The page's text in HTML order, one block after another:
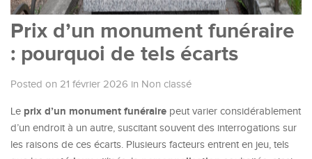
Prix d’un monument funéraire
: pourquoi de tels écarts
Posted on 21 février 2026 in Non classé
Le prix d’un monument funéraire peut varier considérablement
d’un endroit à un autre, suscitant souvent des interrogations sur
les raisons de ces écarts. Plusieurs facteurs entrent en jeu, tels